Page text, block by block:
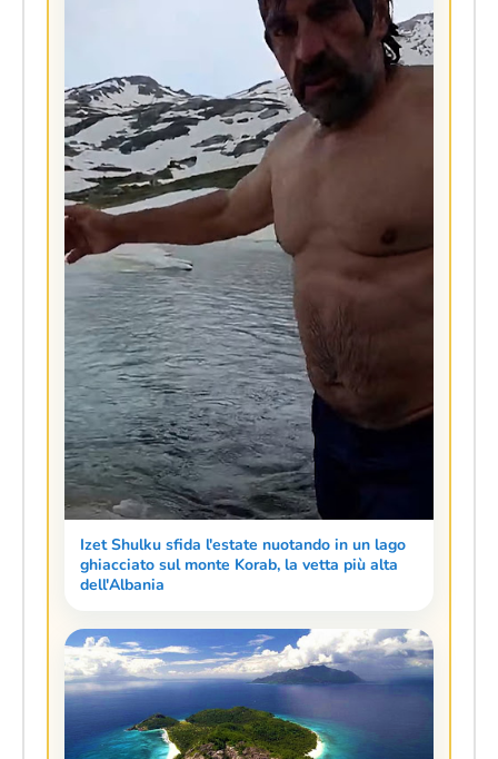
Izet Shulku sfida l'estate nuotando in un lago
ghiacciato sul monte Korab, la vetta più alta
dell'Albania